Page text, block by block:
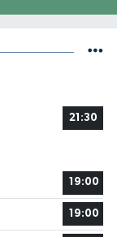
21:30
19:00
19:00